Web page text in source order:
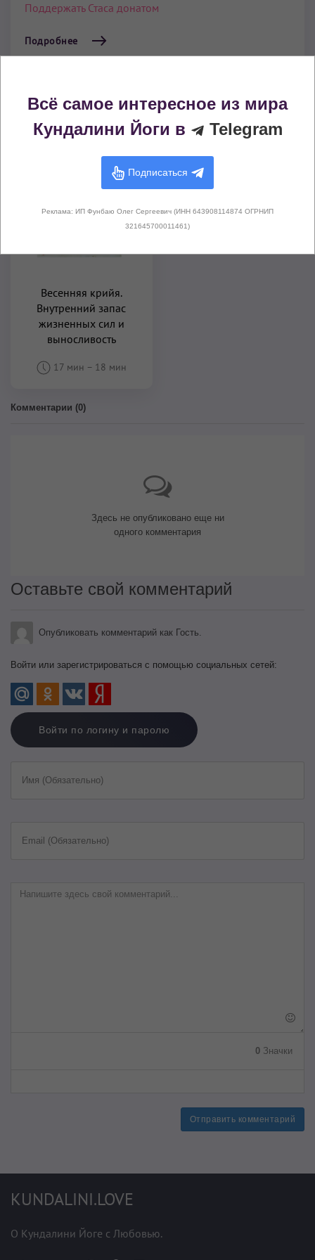
Поддержать Стаса донатом
Подробнее
Комплексы Кундалини Йоги из этого
видео
Весенняя крийя.
Внутренний запас
жизненных сил и
выносливость
17 мин – 18 мин
Комментарии (0)
Здесь не опубликовано еще ни
одного комментария
Оставьте свой комментарий
Опубликовать комментарий как Гость.
Войти или зарегистрироваться с помощью социальных сетей:
Войти по логину и паролю
Имя (Обязательно)
Email (Обязательно)
0 Значки
Отправить комментарий
KUNDALINI.LOVE
О Кундалини Йоге с Любовью.
Всё самое интересное из мира
Кундалини Йоги в
Telegram
Подписаться
Реклама: ИП Фунбаю Олег Сергеевич (ИНН 643908114874 ОГРНИП
321645700011461)